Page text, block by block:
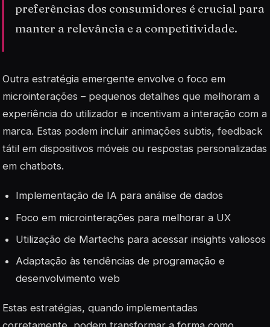
preferências dos consumidores é crucial para
manter a relevância e a competitividade.
Outra estratégia emergente envolve o foco em
microinterações – pequenos detalhes que melhoram a
experiência do utilizador e incentivam a interação com a
marca. Estas podem incluir animações subtis, feedback
tátil em dispositivos móveis ou respostas personalizadas
em chatbots.
Implementação de IA para análise de dados
Foco em microinterações para melhorar a UX
Utilização de Martechs para acessar insights valiosos
Adaptação às tendências de programação e
desenvolvimento web
Estas estratégias, quando implementadas